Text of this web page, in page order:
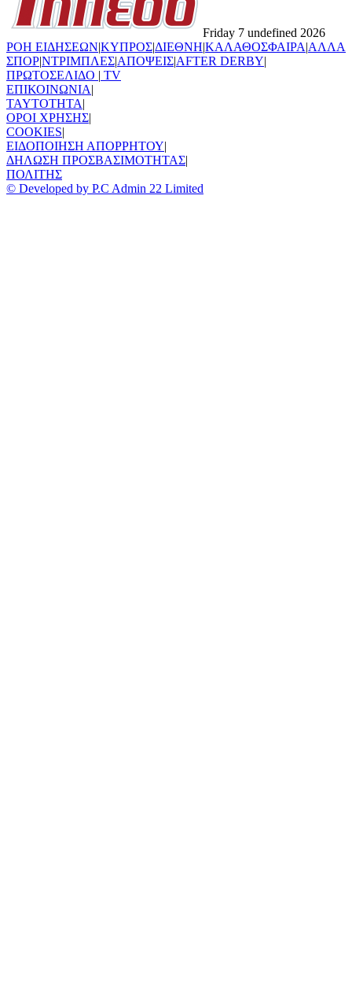
Friday 7 undefined 2026
ΡΟΗ ΕΙΔΗΣΕΩΝ|ΚΥΠΡΟΣ|ΔΙΕΘΝΗ|ΚΑΛΑΘΟΣΦΑΙΡΑ|ΑΛΛΑ
ΣΠΟΡ|ΝΤΡΙΜΠΛΕΣ|ΑΠΟΨΕΙΣ|AFTER DERBY|
ΠΡΩΤΟΣΕΛΙΔΟ | TV
ΕΠΙΚΟΙΝΩΝΙΑ|
TAYTOTHTA|
ΟΡΟΙ ΧΡΗΣΗΣ|
COOKIES|
ΕΙΔΟΠΟΙΗΣΗ ΑΠΟΡΡΗΤΟΥ|
ΔΗΛΩΣΗ ΠΡΟΣΒΑΣΙΜΟΤΗΤΑΣ|
ΠΟΛΙΤΗΣ
© Developed by P.C Admin 22 Limited